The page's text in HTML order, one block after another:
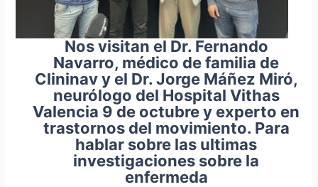
Nos visitan el Dr. Fernando
Navarro, médico de familia de
Clininav y el Dr. Jorge Máñez Miró,
neurólogo del Hospital Vithas
Valencia 9 de octubre y experto en
trastornos del movimiento. Para
hablar sobre las ultimas
investigaciones sobre la
enfermeda